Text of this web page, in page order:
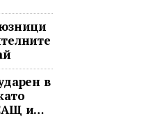
в
и